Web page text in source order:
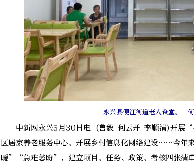
永兴县便江街道老人食堂。
中新网永兴5月30日电 (鲁毅 何云开 李顺清)开展“
区居家养老服务中心、开展乡村信息化网络建设……今年
暖”“急难愁盼”，建立项目、任务、政策、考核四张清单